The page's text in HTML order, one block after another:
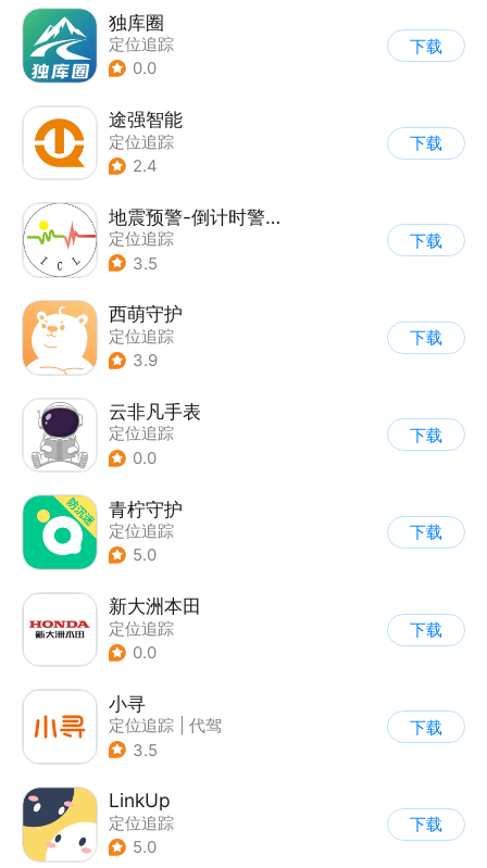
独库圈
定位追踪
0.0
下载
途强智能
定位追踪
2.4
下载
地震预警-倒计时警报
定位追踪
3.5
下载
西萌守护
定位追踪
3.9
下载
云非凡手表
定位追踪
0.0
下载
青柠守护
定位追踪
5.0
下载
新大洲本田
定位追踪
0.0
下载
小寻
定位追踪
代驾
3.5
下载
LinkUp
定位追踪
5.0
下载